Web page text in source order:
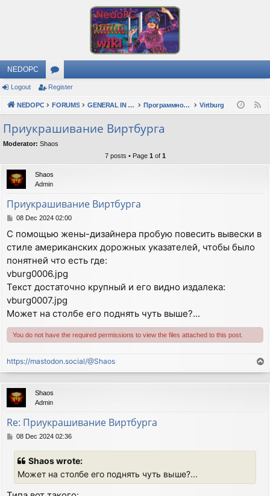
NEDOPC
or
u
s
Logout Register
NEDOPC FORUMS GENERAL IN RUSSIAN Программное обеспечение Virtburg
Приукрашивание Виртбурга
Moderator: Shaos
7 posts • Page 1 of 1
Shaos
Admin
Приукрашивание Виртбурга
P
s
t
08 Dec 2024 02:00
С помощью жены-дизайнера пробую повесить вывески в
стиле американских дорожных указателей, чтобы было
понятней что есть где:
vburg0006.jpg
Текст достаточно крупный и его видно издалека:
vburg0007.jpg
Может на столбе его поднять чуть выше?...
You do not have the required permissions to view the files attached to this post.
https://mastodon.social/@Shaos
o
p
Shaos
Admin
Re: Приукрашивание Виртбурга
P08 Dec 2024 02:36
Shaos wrote:
Может на столбе его поднять чуть выше?...